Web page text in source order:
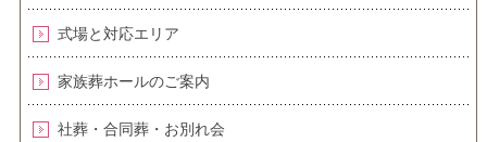
式場と対応エリア
家族葬ホールのご案内
社葬・合同葬・お別れ会